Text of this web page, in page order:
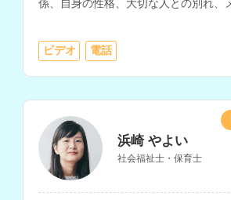
係、自身の性格、大切な人との別れ、
家族関係、介護についての相談等に対
ビデオ 電話
浜崎 やよい
社会福祉士・保育士